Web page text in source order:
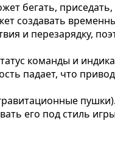
бегать,
создавать
и перезарядку,
команды и
падает, что
его под стиль